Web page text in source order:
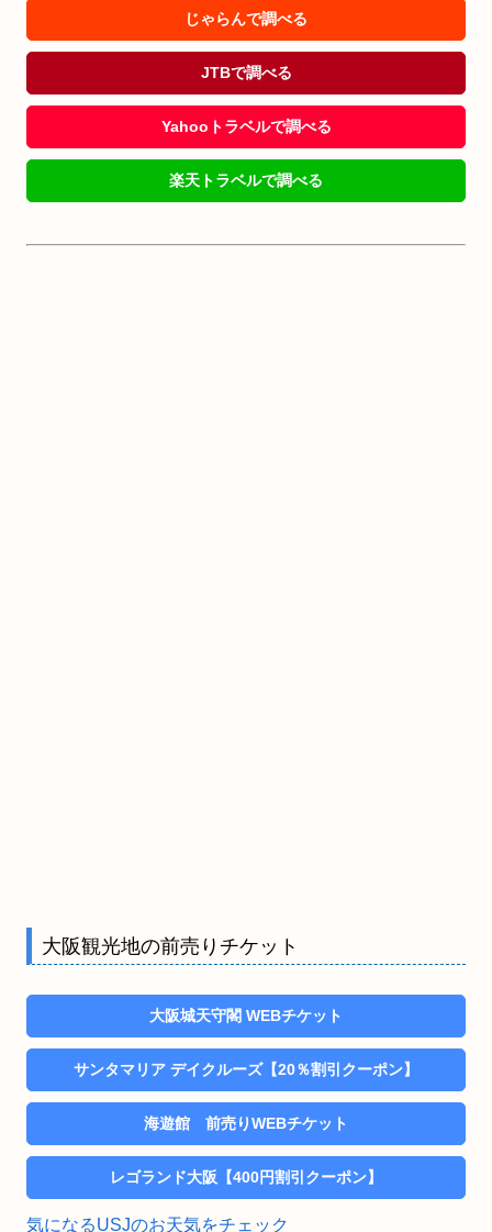
じゃらんで調べる
JTBで調べる
Yahooトラベルで調べる
楽天トラベルで調べる
大阪観光地の前売りチケット
大阪城天守閣 WEBチケット
サンタマリア デイクルーズ【20％割引クーポン】
海遊館 前売りWEBチケット
レゴランド大阪【400円割引クーポン】
気になるUSJのお天気をチェック